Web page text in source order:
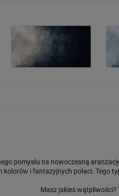
pomysłu na nowoczesną
kolorów i fantazyjnych połaci. Tego
Masz jakieś wątpliwości?